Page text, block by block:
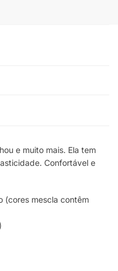
e muito mais. Ela tem
Confortável e
(cores mescla contêm